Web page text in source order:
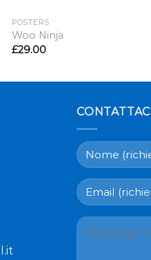
POSTERS
Woo Ninja
£29.00
CONTATTACI